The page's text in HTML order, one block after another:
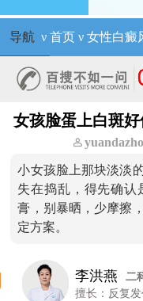
导航 ν 首页ν 女性白癜
女孩脸蛋上白斑
小女孩脸上那块淡淡
失在捣乱，得先确认
膏，别暴晒，少摩擦
定方案。
李洪燕
二科
擅长：反复发